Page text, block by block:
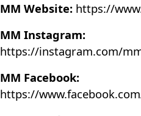
MM Website: https://
MM Instagram:
https://instagram.com/
MM Facebook:
https://